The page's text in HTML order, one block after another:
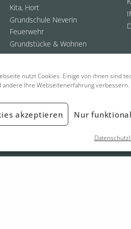
nutzt Cookies. Einige von ihnen sind
andere Ihre Webseitenerfahrung verbessern.
akzeptieren Nur
Datenschutz
Kita, Hort
Grundschule Neverin
Feuerwehr
Grundstücke & Wohnen